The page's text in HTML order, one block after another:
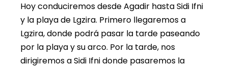
Hoy conduciremos desde Agadir hasta Sidi Ifni
y la playa de Lgzira. Primero llegaremos a
Lgzira, donde podrá pasar la tarde paseando
por la playa y su arco. Por la tarde, nos
dirigiremos a Sidi Ifni donde pasaremos la